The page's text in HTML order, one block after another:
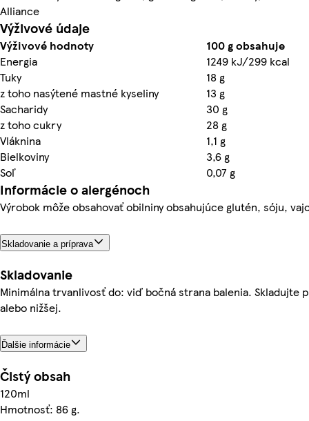
Alliance
Výživové údaje
Výživové hodnoty
100 g obsahuje
Energia
1249 kJ/299 kcal
Tuky
18 g
z toho nasýtené mastné kyseliny
13 g
Sacharidy
30 g
z toho cukry
28 g
Vláknina
1,1 g
Bielkoviny
3,6 g
Soľ
0,07 g
Informácie o alergénoch
Výrobok môže obsahovať obilniny obsahujúce glutén, sóju,
Skladovanie a príprava
Skladovanie
Minimálna trvanlivosť do: viď bočná strana balenia. Skladujte
alebo nižšej.
Ďalšie informácie
Čistý obsah
120ml
Hmotnosť: 86 g.